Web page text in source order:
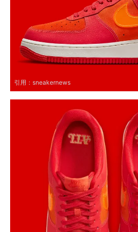
引用： sneakernews